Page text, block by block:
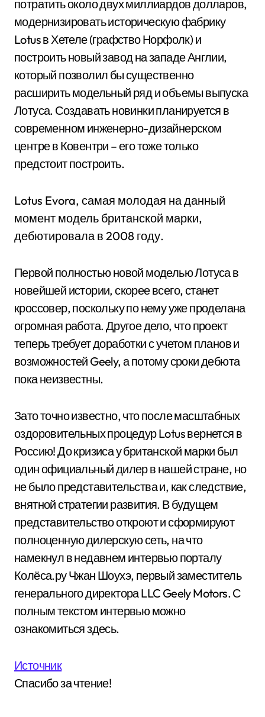
потратить около двух миллиардов долларов,
модернизировать историческую фабрику
Lotus в Хетеле (графство Норфолк) и
построить новый завод на западе Англии,
который позволил бы существенно
расширить модельный ряд и объемы выпуска
Лотуса. Создавать новинки планируется в
современном инженерно-дизайнерском
центре в Ковентри – его тоже только
предстоит построить.
Lotus Evora, самая молодая на данный
момент модель британской марки,
дебютировала в 2008 году.
Первой полностью новой моделью Лотуса в
новейшей истории, скорее всего, станет
кроссовер, поскольку по нему уже проделана
огромная работа. Другое дело, что проект
теперь требует доработки с учетом планов и
возможностей Geely, а потому сроки дебюта
пока неизвестны.
Зато точно известно, что после масштабных
оздоровительных процедур Lotus вернется в
Россию! До кризиса у британской марки был
один официальный дилер в нашей стране, но
не было представительства и, как следствие,
внятной стратегии развития. В будущем
представительство откроют и сформируют
полноценную дилерскую сеть, на что
намекнул в недавнем интервью порталу
Колёса.ру Чжан Шоухэ, первый заместитель
генерального директора LLC Geely Motors. С
полным текстом интервью можно
ознакомиться здесь.
Источник
Спасибо за чтение!